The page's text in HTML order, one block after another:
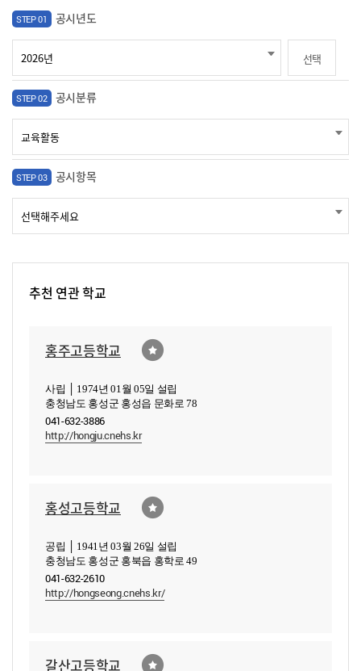
STEP 01 공시년도
선택
STEP 02 공시분류
STEP 03 공시항목
추천 연관 학교
홍주고등학교
사립 │ 1974년 01월 05일 설립
충청남도 홍성군 홍성읍 문화로 78
041-632-3886
http://hongju.cnehs.kr
홍성고등학교
공립 │ 1941년 03월 26일 설립
충청남도 홍성군 홍북읍 홍학로 49
041-632-2610
http://hongseong.cnehs.kr/
갈산고등학교